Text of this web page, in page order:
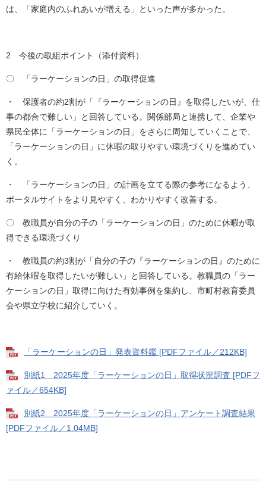
は、「家庭内のふれあいが増える」といった声が多かった。
2 今後の取組ポイント（添付資料）
〇 「ラーケーションの日」の取得促進
・ 保護者の約2割が「『ラーケーションの日』を取得したいが、仕
事の都合で難しい」と回答している。関係部局と連携して、企業や
県民全体に「ラーケーションの日」をさらに周知していくことで、
「ラーケーションの日」に休暇の取りやすい環境づくりを進めてい
く。
・ 「ラーケーションの日」の計画を立てる際の参考になるよう、
ポータルサイトをより見やすく、わかりやすく改善する。
〇 教職員が自分の子の「ラーケーションの日」のために休暇が取
得できる環境づくり
・ 教職員の約3割が「自分の子の『ラーケーションの日』のために
有給休暇を取得したいが難しい」と回答している。教職員の「ラー
ケーションの日」取得に向けた有効事例を集約し、市町村教育委員
会や県立学校に紹介していく。
「ラーケーションの日」発表資料鑑 [PDFファイル／212KB]
別紙1 2025年度「ラーケーションの日」取得状況調査 [PDFフ
ァイル／654KB]
別紙2 2025年度「ラーケーションの日」アンケート調査結果
[PDFファイル／1.04MB]